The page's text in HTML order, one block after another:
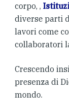
corpo, ,
diverse parti
lavori come
collaboratori
Crescendo
presenza di
mondo.